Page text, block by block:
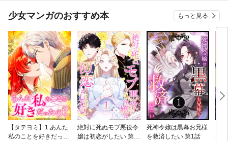
少女マンガのおすすめ本 もっと見る
【タテヨミ】1.あんた
私のことを好きだった
絶対に死ぬモブ悪役令
嬢は初恋がしたい 第1
死神令嬢は黒幕お兄様
を救済したい 第1話
な